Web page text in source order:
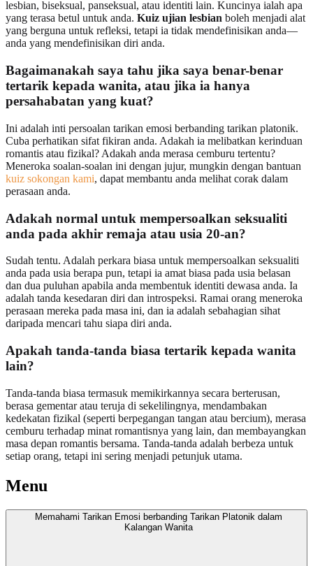
lesbian, biseksual, panseksual, atau identiti lain. Kuncinya ialah apa
yang terasa betul untuk anda. Kuiz ujian lesbian boleh menjadi alat
yang berguna untuk refleksi, tetapi ia tidak mendefinisikan anda—
anda yang mendefinisikan diri anda.
Bagaimanakah saya tahu jika saya benar-benar
tertarik kepada wanita, atau jika ia hanya
persahabatan yang kuat?
Ini adalah inti persoalan tarikan emosi berbanding tarikan platonik.
Cuba perhatikan sifat fikiran anda. Adakah ia melibatkan kerinduan
romantis atau fizikal? Adakah anda merasa cemburu tertentu?
Meneroka soalan-soalan ini dengan jujur, mungkin dengan bantuan
kuiz sokongan kami, dapat membantu anda melihat corak dalam
perasaan anda.
Adakah normal untuk mempersoalkan seksualiti
anda pada akhir remaja atau usia 20-an?
Sudah tentu. Adalah perkara biasa untuk mempersoalkan seksualiti
anda pada usia berapa pun, tetapi ia amat biasa pada usia belasan
dan dua puluhan apabila anda membentuk identiti dewasa anda. Ia
adalah tanda kesedaran diri dan introspeksi. Ramai orang meneroka
perasaan mereka pada masa ini, dan ia adalah sebahagian sihat
daripada mencari tahu siapa diri anda.
Apakah tanda-tanda biasa tertarik kepada wanita
lain?
Tanda-tanda biasa termasuk memikirkannya secara berterusan,
berasa gementar atau teruja di sekelilingnya, mendambakan
kedekatan fizikal (seperti berpegangan tangan atau bercium), merasa
cemburu terhadap minat romantisnya yang lain, dan membayangkan
masa depan romantis bersama. Tanda-tanda adalah berbeza untuk
setiap orang, tetapi ini sering menjadi petunjuk utama.
Menu
Memahami Tarikan Emosi berbanding Tarikan Platonik dalam
Kalangan Wanita